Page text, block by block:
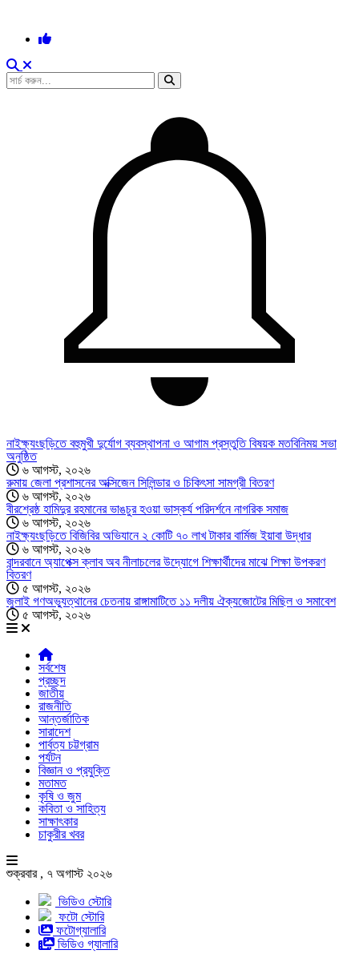
নাইক্ষ্যংছড়িতে বহুমুখী দুর্যোগ ব্যবস্থাপনা ও আগাম প্রস্তুতি বিষয়ক মতবিনিময় সভা
অনুষ্ঠিত
৬ আগস্ট, ২০২৬
রুমায় জেলা প্রশাসনের অক্সিজেন সিলিন্ডার ও চিকিৎসা সামগ্রী বিতরণ
৬ আগস্ট, ২০২৬
বীরশ্রেষ্ঠ হামিদুর রহমানের ভাঙচুর হওয়া ভাস্কর্য পরিদর্শনে নাগরিক সমাজ
৬ আগস্ট, ২০২৬
নাইক্ষ্যংছড়িতে বিজিবির অভিযানে ২ কোটি ৭০ লাখ টাকার বার্মিজ ইয়াবা উদ্ধার
৬ আগস্ট, ২০২৬
বান্দরবানে অ্যাপেক্স ক্লাব অব নীলাচলের উদ্যোগে শিক্ষার্থীদের মাঝে শিক্ষা উপকরণ
বিতরণ
৫ আগস্ট, ২০২৬
জুলাই গণঅভ্যুত্থানের চেতনায় রাঙ্গামাটিতে ১১ দলীয় ঐক্যজোটের মিছিল ও সমাবেশ
৫ আগস্ট, ২০২৬
সর্বশেষ
প্রচ্ছদ
জাতীয়
রাজনীতি
আন্তর্জাতিক
সারাদেশ
পার্বত্য চট্টগ্রাম
পর্যটন
বিজ্ঞান ও প্রযুক্তি
মতামত
কৃষি ও জুম
কবিতা ও সাহিত্য
সাক্ষাৎকার
চাকুরীর খবর
শুক্রবার , ৭ অগাস্ট ২০২৬
ভিডিও স্টোরি
ফটো স্টোরি
ফটোগ্যালারি
ভিডিও গ্যালারি